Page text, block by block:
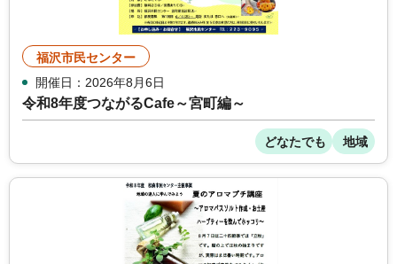
福沢市民センター
開催日：2026年8月6日
令和8年度つながるCafe～宮町編～
どなたでも 地域